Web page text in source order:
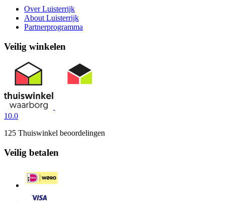
Over Luisterrijk
About Luisterrijk
Partnerprogramma
Veilig winkelen
10.0
125 Thuiswinkel beoordelingen
Veilig betalen